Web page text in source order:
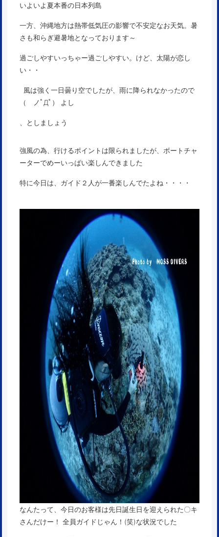
いよいよ夏本番の日本列島
一方、沖縄地方は熱帯低気圧の影響で不安定なお天気。暑
さも和らぎ避暑地となっております～
過ごしやすいっちゃー過ごしやすい。けど、太陽が恋し
い・・
風は強く一日曇り空でしたが、雨に降られなかったので
（ ノﾟДﾟ） よし
、としましょう
強風の為、行けるポイントは限られましたが、ボートチャ
ーターでめーいっぱい楽しんできました
特に今日は、ガイド２人が一番楽しんでたよね・・・・
なんたって、今日のお客様は先日誕生日を迎えられた〇キ
さんだけー！ 全員ガイドじゃん！(笑)な状況でした